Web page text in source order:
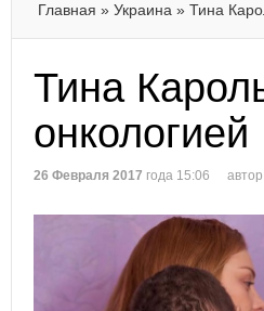
Главная » Украина » Тина
Тина
онкологией
26 Февраля 2017 года 15:06 автор